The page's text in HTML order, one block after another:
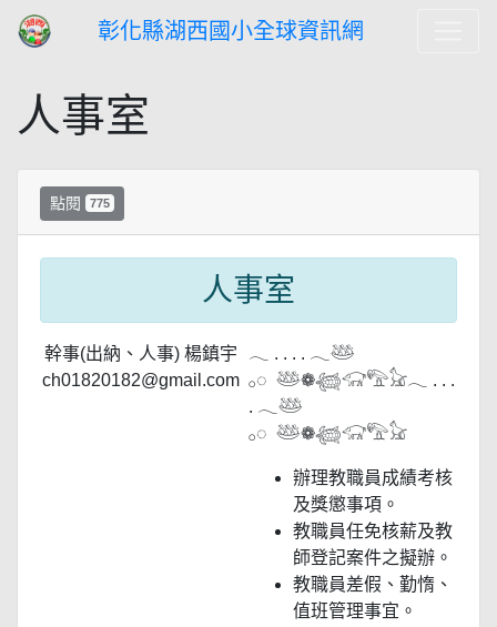
彰化縣湖西國小全球資訊網
人事室
點閱 775
人事室
幹事(出納、人事) 楊鎮宇
ch01820182@gmail.com
𓂃 . . . . 𓂃𓅸
𓂂◌ 𓅸❁𓆉𓃟𓅟𓃠𓂃 . . .
. 𓂃𓅸
𓂂◌ 𓅸❁𓆉𓃟𓅟𓃠
辦理教職員成績考核
及獎懲事項。
教職員任免核薪及教
師登記案件之擬辦。
教職員差假、勤惰、
值班管理事宜。